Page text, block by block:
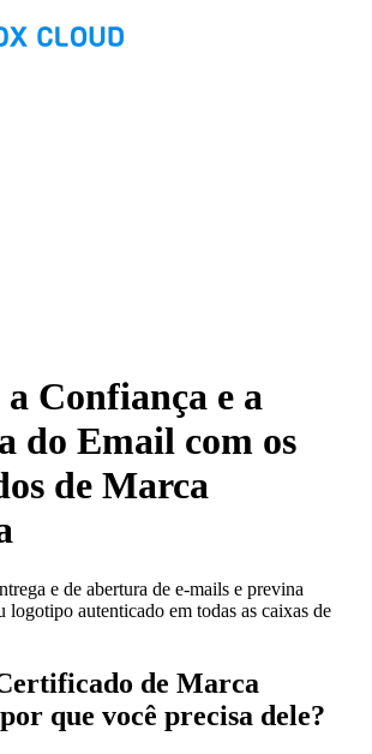
Confiança e a
do Email com os
de Marca
e de abertura de e-mails e previna
logotipo autenticado em todas as caixas de
de Marca
que você precisa dele?